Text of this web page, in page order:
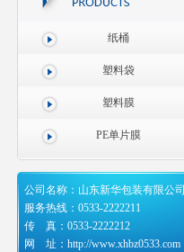
纸桶
塑料袋
塑料膜
PE单片膜
公司名称：山东新华包装有限公司
服务热线：0533-2222211
传 真：0533-2222212
网 址：http://www.xhbz0533.com